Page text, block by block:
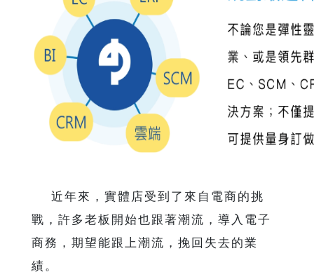
近年來，實體店受到了來自電商的挑
戰，許多老板開始也跟著潮流，導入電子
商務，期望能跟上潮流，挽回失去的業
績。